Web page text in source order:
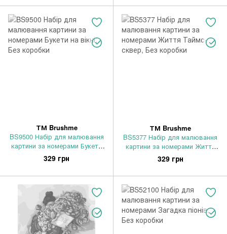
ТМ Brushme
BS9500 Набір для малювання
картини за номерами Букети
на вікні, Без коробки
329 грн
ТМ Brushme
BS5377 Набір для малювання
картини за номерами Життя
Таймс-сквер, Без коробки
329 грн